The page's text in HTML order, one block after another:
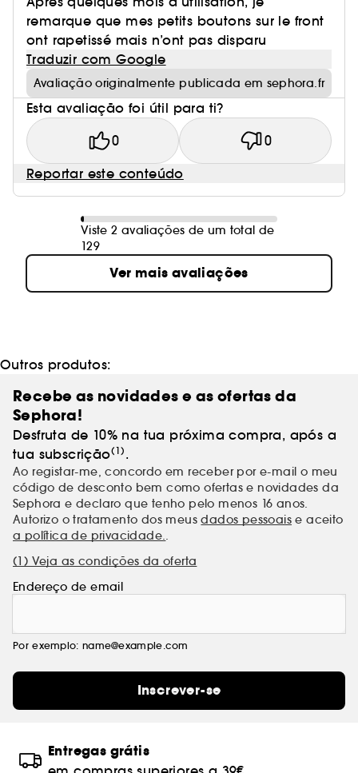
remarque que mes petits boutons sur le front
ont rapetissé mais n’ont pas disparu
Traduzir com Google
Avaliação originalmente publicada em sephora.fr
Esta avaliação foi útil para ti?
0 0
Reportar este conteúdo
Viste 2 avaliações de um total de
129
Ver mais avaliações
Outros produtos:
Recebe as novidades e as ofertas da
Sephora!
Desfruta de 10% na tua próxima compra, após a
tua subscrição(1) .
Ao registar-me, concordo em receber por e-mail o meu
código de desconto bem como ofertas e novidades da
Sephora e declaro que tenho pelo menos 16 anos.
Autorizo o tratamento dos meusdados pessoais e aceito
a política de privacidade..
(1) Veja as condições da oferta
Endereço de email
Por exemplo: name@example.com
Inscrever-se
Entregas grátis